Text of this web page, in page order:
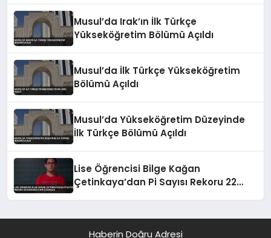
Musul’da Irak’ın İlk Türkçe
Yükseköğretim Bölümü Açıldı
Musul’da İlk Türkçe Yükseköğretim
Bölümü Açıldı
Musul’da Yükseköğretim Düzeyinde
İlk Türkçe Bölümü Açıldı
Lise Öğrencisi Bilge Kağan
Çetinkaya’dan Pi Sayısı Rekoru 22
Haberin Doğru Adresi